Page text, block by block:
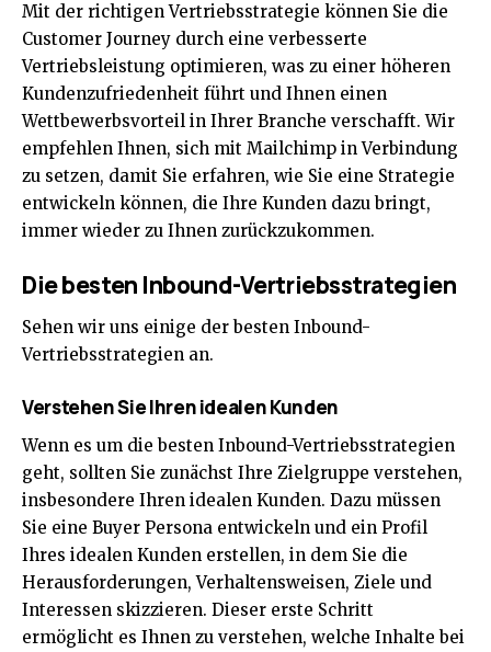
Mit der richtigen Vertriebsstrategie können Sie die
Customer Journey durch eine verbesserte
Vertriebsleistung optimieren, was zu einer höheren
Kundenzufriedenheit führt und Ihnen einen
Wettbewerbsvorteil in Ihrer Branche verschafft. Wir
empfehlen Ihnen, sich mit Mailchimp in Verbindung
zu setzen, damit Sie erfahren, wie Sie eine Strategie
entwickeln können, die Ihre Kunden dazu bringt,
immer wieder zu Ihnen zurückzukommen.
Die besten Inbound-Vertriebsstrategien
Sehen wir uns einige der besten Inbound-
Vertriebsstrategien an.
Verstehen Sie Ihren idealen Kunden
Wenn es um die besten Inbound-Vertriebsstrategien
geht, sollten Sie zunächst Ihre Zielgruppe verstehen,
insbesondere Ihren idealen Kunden. Dazu müssen
Sie eine Buyer Persona entwickeln und ein Profil
Ihres idealen Kunden erstellen, in dem Sie die
Herausforderungen, Verhaltensweisen, Ziele und
Interessen skizzieren. Dieser erste Schritt
ermöglicht es Ihnen zu verstehen, welche Inhalte bei